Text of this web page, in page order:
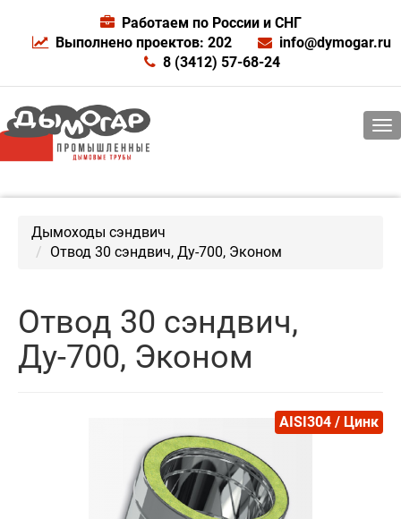
Работаем по России и СНГ
Выполнено проектов: 202
info@dymogar.ru
8 (3412) 57-68-24
Дымоходы сэндвич
Отвод 30 сэндвич, Ду-700, Эконом
Отвод 30 сэндвич,
Ду-700, Эконом
AISI304 / Цинк